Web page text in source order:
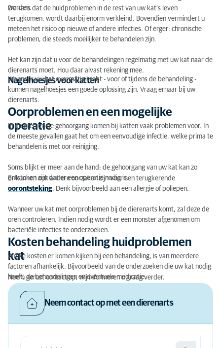
worden.
De kans dat de huidproblemen in de rest van uw kat's leven
terugkomen, wordt daarbij enorm verkleind. Bovendien vermindert u
meteen het risico op nieuwe of andere infecties. Of erger: chronische
problemen, die steeds moeilijker te behandelen zijn.
Het kan zijn dat u voor de behandelingen regelmatig met uw kat naar de
dierenarts moet. Hou daar alvast rekening mee.
Nagelhoesjes voor katten
Wanneer uw kat overmatig krabt - voor of tijdens de behandeling -
kunnen nagelhoesjes een goede oplossing zijn. Vraag ernaar bij uw
dierenarts.
Oorproblemen en een mogelijke
operatie
In de oren en de gehoorgang komen bij katten vaak problemen voor. In
de meeste gevallen gaat het om een eenvoudige infectie, welke prima te
behandelen is met oor-reiniging.
Soms blijkt er meer aan de hand: de gehoorgang van uw kat kan zo
ontstoken zijn dat er een operatie nodig is.
Er kunnen ook andere oorzaken zijn voor een terugkerende
oorontsteking. Denk bijvoorbeeld aan een allergie of poliepen.
Wanneer uw kat met oorproblemen bij de dierenarts komt, zal deze de
oren controleren. Indien nodig wordt er een monster afgenomen om
bacteriële infecties te onderzoeken.
Kosten behandeling huidproblemen
kat
Welke kosten er komen kijken bij een behandeling, is van meerdere
factoren afhankelijk. Bijvoorbeeld van de onderzoeken die uw kat nodig
heeft, de behandelingen en eventuele medicatie.
Neem gerust contact op, wij informeren u graag verder.
Neem contact op met een dierenarts